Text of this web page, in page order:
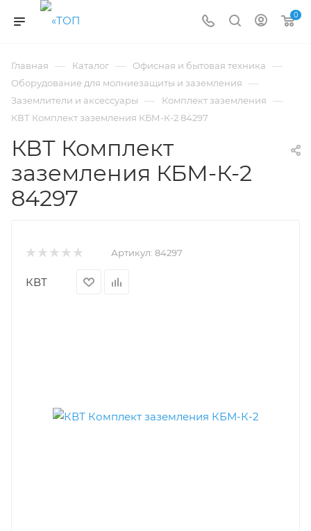
0
Главная — Каталог — Офисная и бытовая техника —
Оборудование для молниезащиты и заземления —
Заземлители и аксессуары — Комплект заземления —
КВТ Комплект заземления КБМ-К-2 84297
КВТ Комплект
заземления КБМ-К-2
84297
Артикул: 84297
КВТ